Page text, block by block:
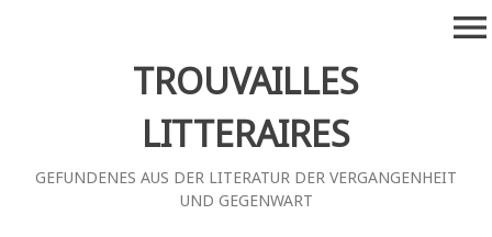
TROUVAILLES
LITTERAIRES
GEFUNDENES AUS DER LITERATUR DER VERGANGENHEIT
UND GEGENWART
menu